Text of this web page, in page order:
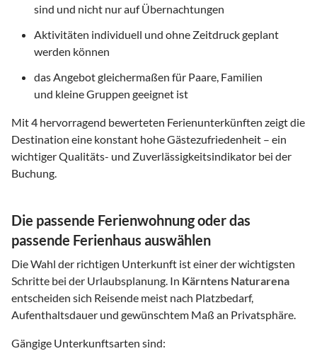
sind und nicht nur auf Übernachtungen
Aktivitäten individuell und ohne Zeitdruck geplant
werden können
das Angebot gleichermaßen für Paare, Familien
und kleine Gruppen geeignet ist
Mit4 hervorragend bewerteten Ferienunterkünften zeigt die
Destination eine konstant hohe Gästezufriedenheit – ein
wichtiger Qualitäts- und Zuverlässigkeitsindikator bei der
Buchung.
Die passende Ferienwohnung oder das
passende Ferienhaus auswählen
Die Wahl der richtigen Unterkunft ist einer der wichtigsten
Schritte bei der Urlaubsplanung. In Kärntens Naturarena
entscheiden sich Reisende meist nach Platzbedarf,
Aufenthaltsdauer und gewünschtem Maß an Privatsphäre.
Gängige Unterkunftsarten sind: